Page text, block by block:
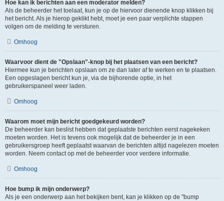
Hoe kan ik berichten aan een moderator melden?
Als de beheerder het toelaat, kun je op de hiervoor dienende knop klikken bij
het bericht. Als je hierop geklikt hebt, moet je een paar verplichte stappen
volgen om de melding te versturen.
Omhoog
Waarvoor dient de "Opslaan"-knop bij het plaatsen van een bericht?
Hiermee kun je berichten opslaan om ze dan later af te werken en te plaatsen.
Een opgeslagen bericht kun je, via de bijhorende optie, in het
gebruikerspaneel weer laden.
Omhoog
Waarom moet mijn bericht goedgekeurd worden?
De beheerder kan beslist hebben dat geplaatste berichten eerst nagekeken
moeten worden. Het is tevens ook mogelijk dat de beheerder je in een
gebruikersgroep heeft geplaatst waarvan de berichten altijd nagelezen moeten
worden. Neem contact op met de beheerder voor verdere informatie.
Omhoog
Hoe bump ik mijn onderwerp?
Als je een onderwerp aan het bekijken bent, kan je klikken op de "bump